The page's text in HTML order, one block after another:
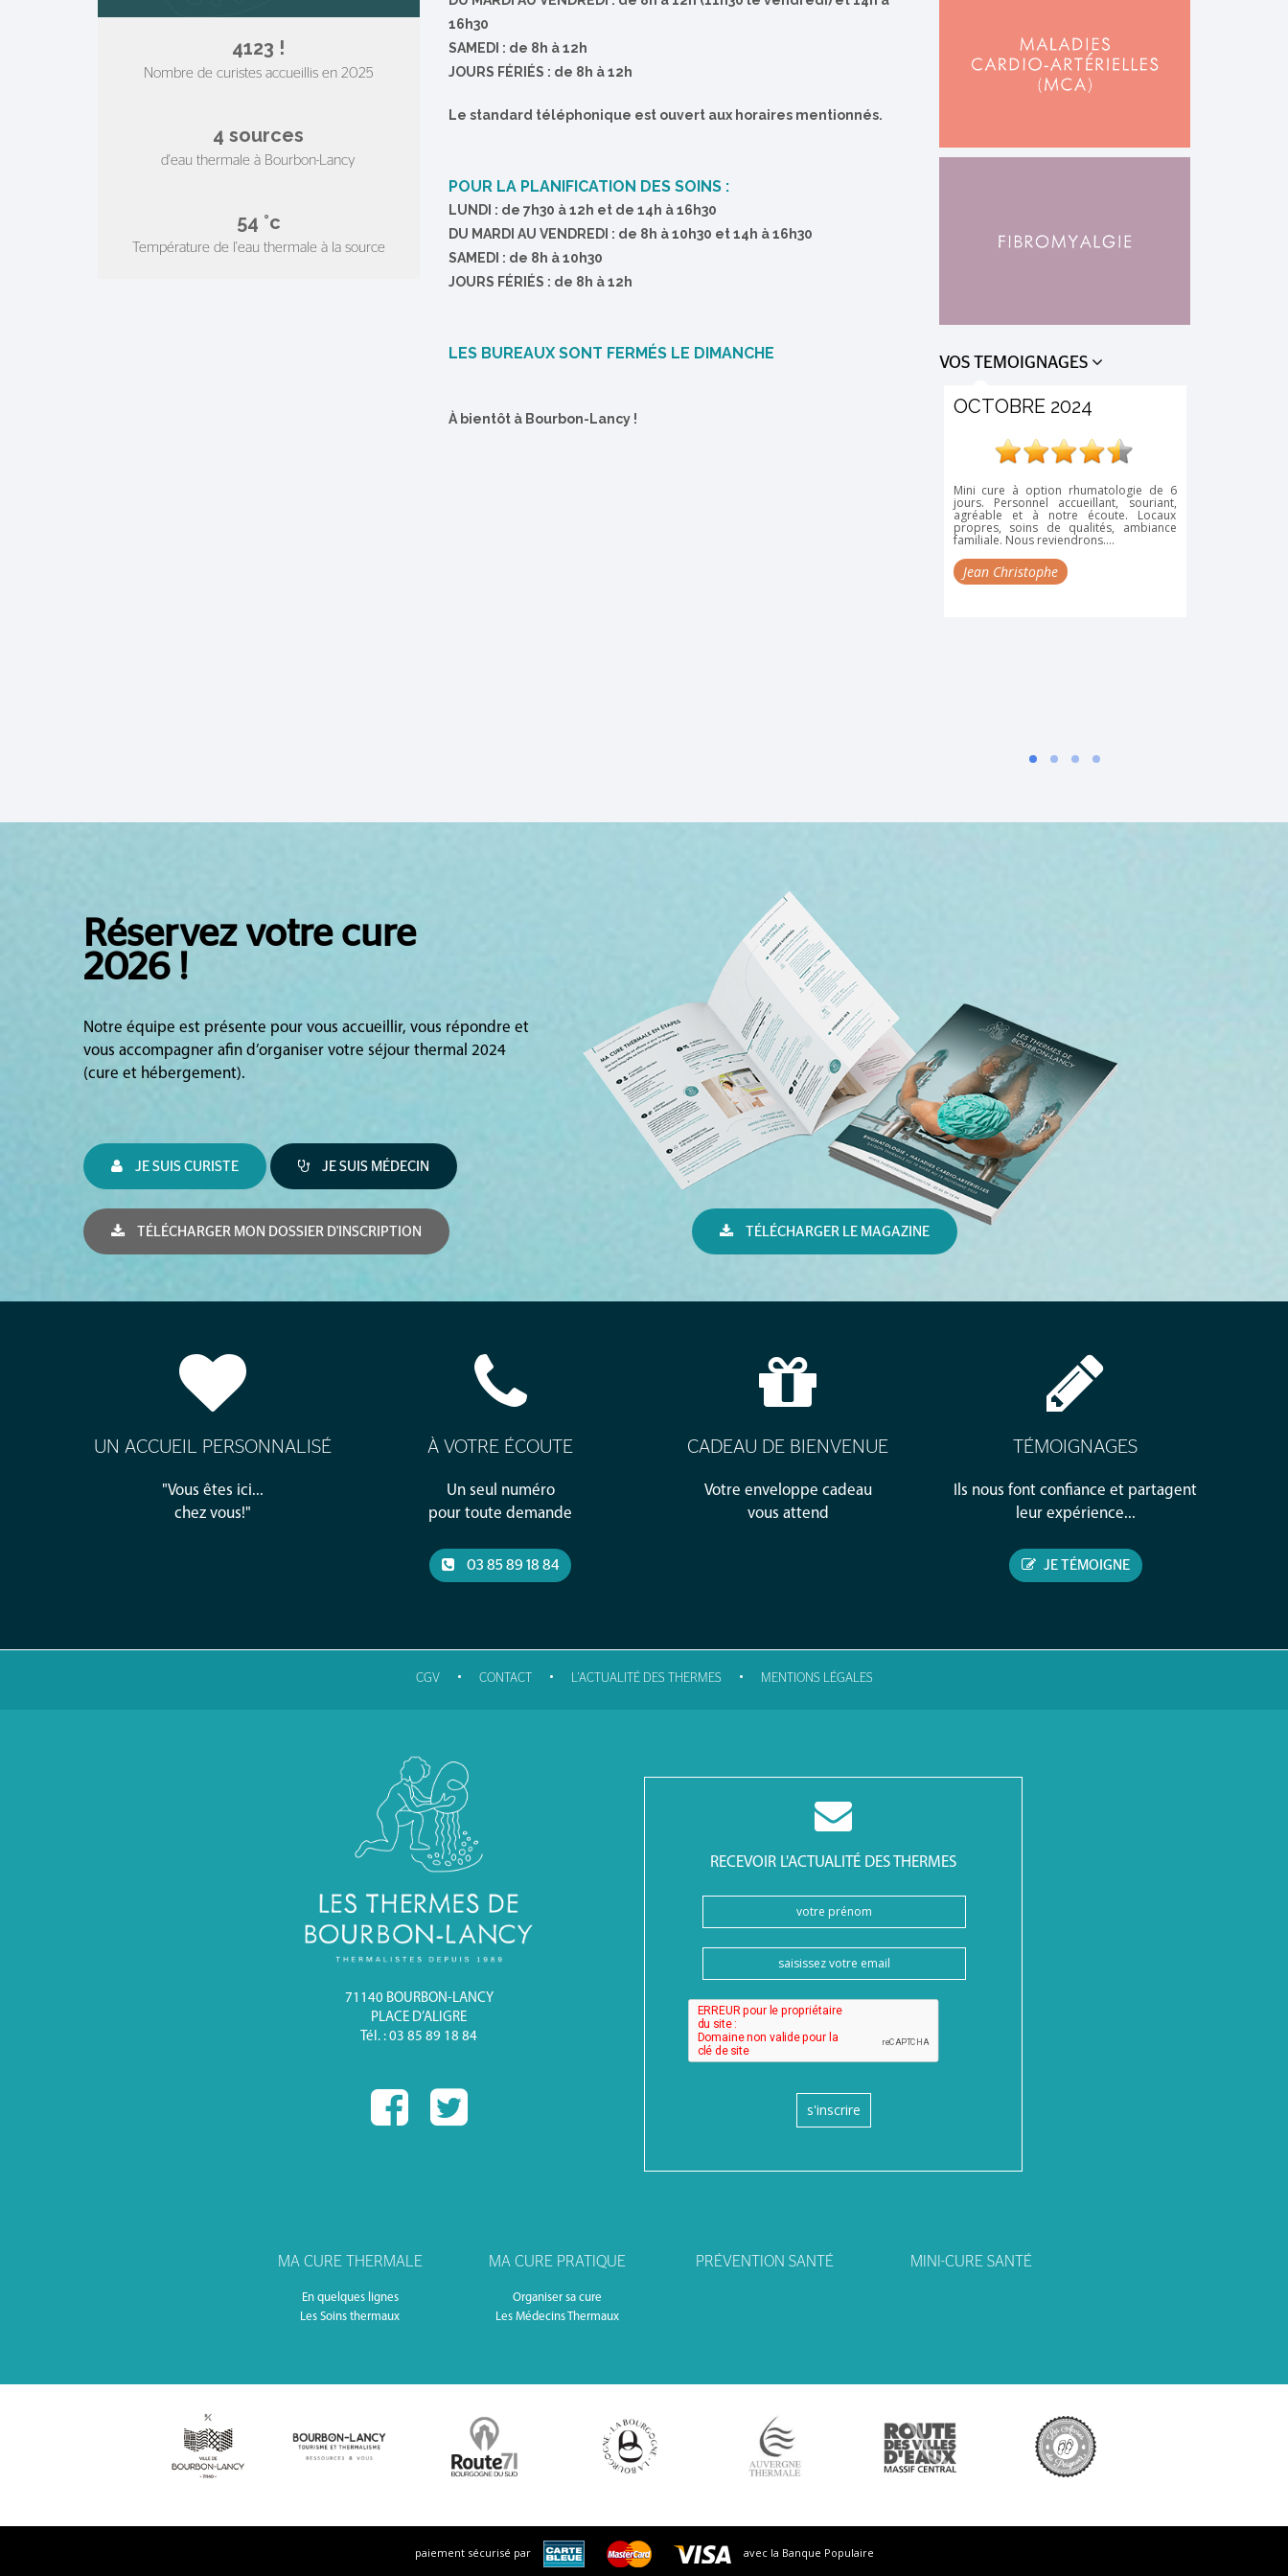
4418 !
Nombre de curistes accueillis en 2025
4 sources
d'eau thermale à Bourbon-Lancy
58 °c
Température de l'eau thermale à la source
16h30
SAMEDI : de 8h à 12h
JOURS FÉRIÉS : de 8h à 12h
Le standard téléphonique est ouvert aux horaires mentionnés.
POUR LA PLANIFICATION DES SOINS :
LUNDI : de 7h30 à 12h et de 14h à 16h30
DU MARDI AU VENDREDI : de 8h à 10h30 et 14h à 16h30
SAMEDI : de 8h à 10h30
JOURS FÉRIÉS : de 8h à 12h
LES BUREAUX SONT FERMÉS LE DIMANCHE
À bientôt à Bourbon-Lancy !
VOS TEMOIGNAGES
OCTOBRE 2024
Mini cure à option rhumatologie de 6
jours. Personnel accueillant, souriant,
agréable et à notre écoute. Locaux
propres, soins de qualités, ambiance
familiale. Nous reviendrons....
Jean Christophe
Réservez votre cure
2026 !
Notre équipe est présente pour vous accueillir, vous répondre et
vous accompagner afin d’organiser votre séjour thermal 2024
(cure et hébergement).
JE SUIS CURISTE JE SUIS MÉDECIN
TÉLÉCHARGER MON DOSSIER D'INSCRIPTION TÉLÉCHARGER LE MAGAZINE
UN ACCUEIL PERSONNALISÉ
"Vous êtes ici...
chez vous!"
À VOTRE ÉCOUTE
Un seul numéro
pour toute demande
03 85 89 18 84
CADEAU DE BIENVENUE
Votre enveloppe cadeau
vous attend
TÉMOIGNAGES
Ils nous font confiance et partagent
leur expérience...
JE TÉMOIGNE
CGV • CONTACT • L'ACTUALITÉ DES THERMES • MENTIONS LÉGALES
71140 BOURBON-LANCY
PLACE D’ALIGRE
Tél. : 03 85 89 18 84
RECEVOIR L'ACTUALITÉ DES THERMES
s'inscrire
MA CURE THERMALE
En quelques lignes
Les Soins thermaux
MA CURE PRATIQUE
Organiser sa cure
Les Médecins Thermaux
PRÉVENTION SANTÉ MINI-CURE SANTÉ
paiement sécurisé par avec la Banque Populaire